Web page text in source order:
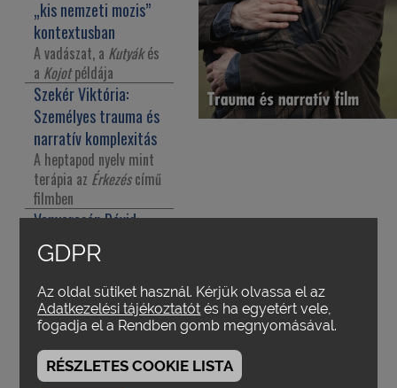
„kis nemzeti mozis”
kontextusban
A vadászat, a Kutyákés
a Kojotpéldája
Szekér Viktória:
Személyes trauma és
narratív komplexitás
A heptapod nyelv mint
terápia az Érkezéscímű
filmben
Venyercsán Dávid:
Utóemlékezet és
újrajátszás Szabó
IstvánApa című
filmjében
Radstone, Susannah:
Traumaelmélet:
kontextus, politika,
GDPR
Az oldal sütiket használ. Kérjük olvassa el az
Adatkezelési tájékoztatót és ha egyetért vele,
fogadja el a Rendben gomb megnyomásával.
RÉSZLETES COOKIE LISTA